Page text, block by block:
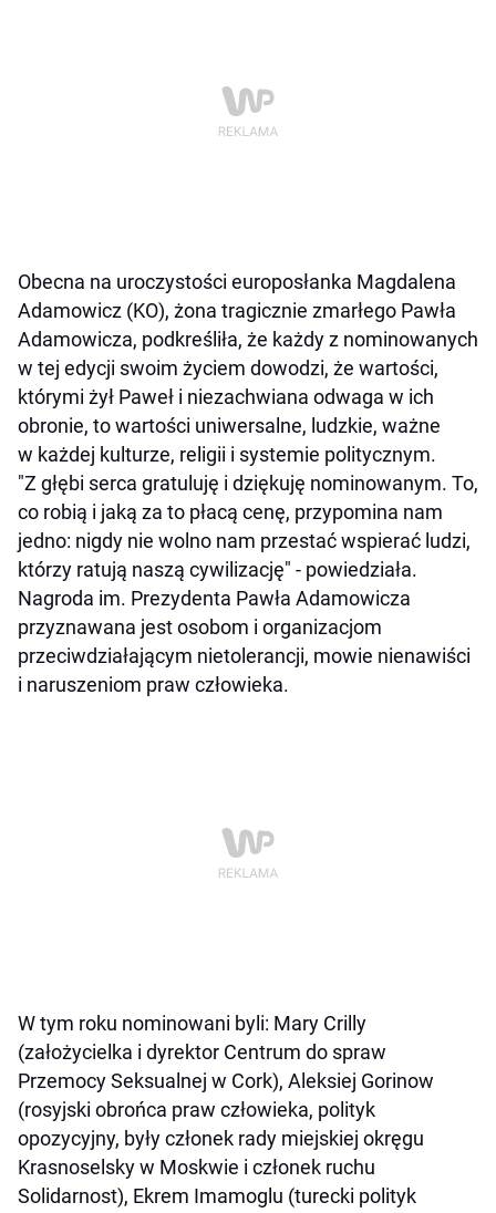
Obecna na uroczystości europosłanka Magdalena
Adamowicz (KO), żona tragicznie zmarłego Pawła
Adamowicza, podkreśliła, że każdy z nominowanych
w tej edycji swoim życiem dowodzi, że wartości,
którymi żył Paweł i niezachwiana odwaga w ich
obronie, to wartości uniwersalne, ludzkie, ważne
w każdej kulturze, religii i systemie politycznym.
"Z głębi serca gratuluję i dziękuję nominowanym. To,
co robią i jaką za to płacą cenę, przypomina nam
jedno: nigdy nie wolno nam przestać wspierać ludzi,
którzy ratują naszą cywilizację" - powiedziała.
Nagroda im. Prezydenta Pawła Adamowicza
przyznawana jest osobom i organizacjom
przeciwdziałającym nietolerancji, mowie nienawiści
i naruszeniom praw człowieka.
W tym roku nominowani byli: Mary Crilly
(założycielka i dyrektor Centrum do spraw
Przemocy Seksualnej w Cork), Aleksiej Gorinow
(rosyjski obrońca praw człowieka, polityk
opozycyjny, były członek rady miejskiej okręgu
Krasnoselsky w Moskwie i członek ruchu
Solidarnost), Ekrem Imamoglu (turecki polityk